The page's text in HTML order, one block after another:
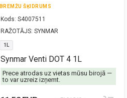
BREMŽU ŠĶIDRUMS
Kods: S4007511
RAŽOTĀJS: SYNMAR
1L
Synmar Venti DOT 4 1L
Prece atrodas uz vietas mūsu birojā —
to var uzreiz izņemt.